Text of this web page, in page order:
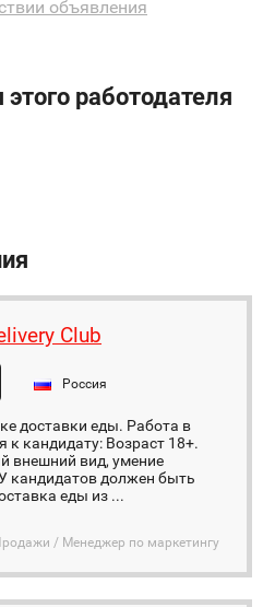
объявления
работодателя
Club
Россия
доставки еды. Работа в
к кандидату: Возраст 18+.
внешний вид, умение
кандидатов должен быть
еды из ...
/ Менеджер по маркетингу